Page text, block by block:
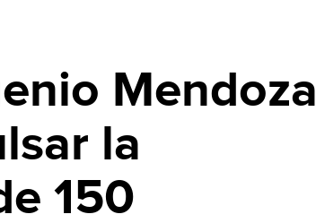
Mendoza
la
150